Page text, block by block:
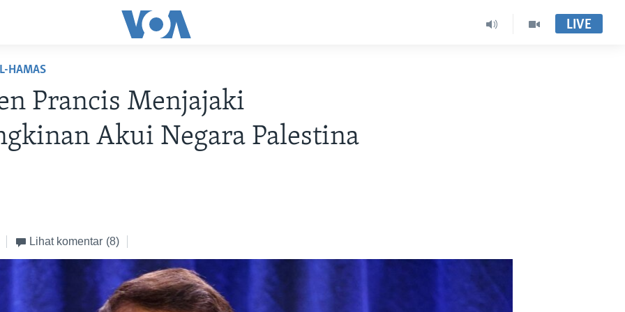
LIVE
HAMAS
Prancis Menjajaki
Akui Negara Palestina
Lihat komentar (8)